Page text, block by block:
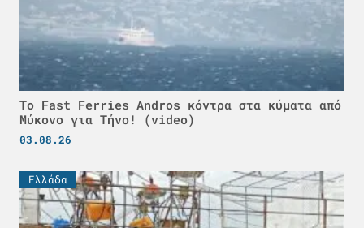
Το Fast Ferries Andros κόντρα στα κύματα από
Μύκονο για Τήνο! (video)
03.08.26
Ελλάδα